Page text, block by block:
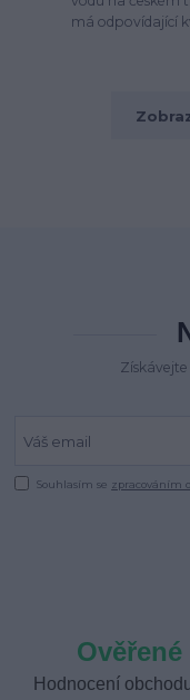
má odpovídající
Souhlasím se zpracováním
Hodnocení